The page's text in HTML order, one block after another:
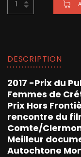
DESCRIPTION
2017 -Prix du
Femmes de
Prix Hors
rencontre du
Comte/
Meilleur
Autochtone